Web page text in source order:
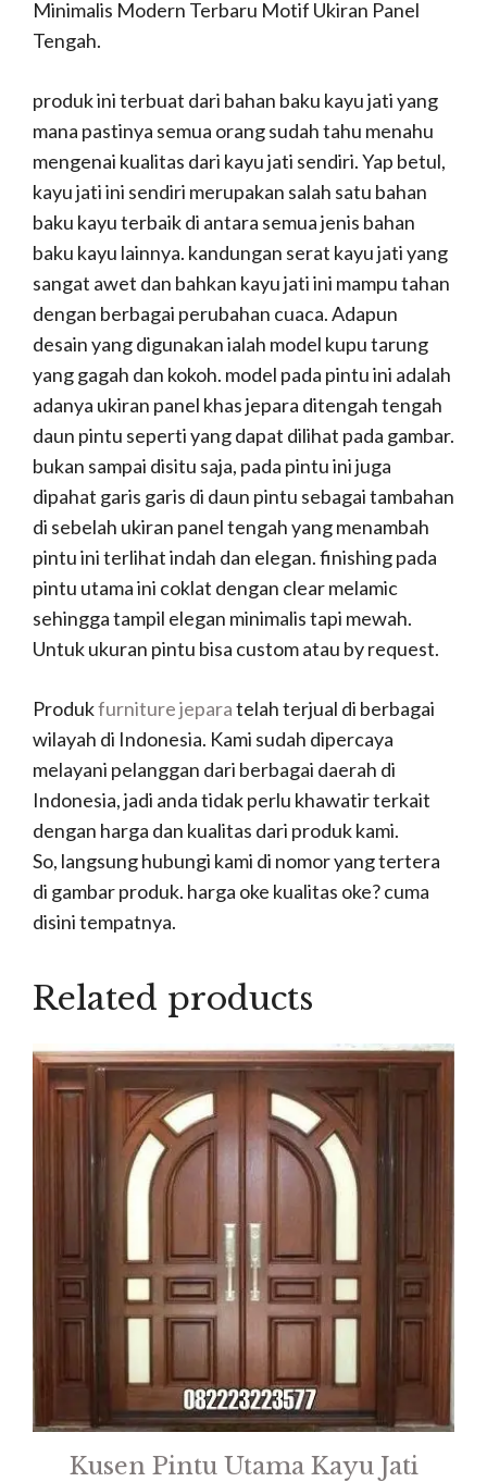
Minimalis Modern Terbaru Motif Ukiran Panel
Tengah.
produk ini terbuat dari bahan baku kayu jati yang
mana pastinya semua orang sudah tahu menahu
mengenai kualitas dari kayu jati sendiri. Yap betul,
kayu jati ini sendiri merupakan salah satu bahan
baku kayu terbaik di antara semua jenis bahan
baku kayu lainnya. kandungan serat kayu jati yang
sangat awet dan bahkan kayu jati ini mampu tahan
dengan berbagai perubahan cuaca. Adapun
desain yang digunakan ialah model kupu tarung
yang gagah dan kokoh. model pada pintu ini adalah
adanya ukiran panel khas jepara ditengah tengah
daun pintu seperti yang dapat dilihat pada gambar.
bukan sampai disitu saja, pada pintu ini juga
dipahat garis garis di daun pintu sebagai tambahan
di sebelah ukiran panel tengah yang menambah
pintu ini terlihat indah dan elegan. finishing pada
pintu utama ini coklat dengan clear melamic
sehingga tampil elegan minimalis tapi mewah.
Untuk ukuran pintu bisa custom atau by request.
Produkfurniture jeparatelah terjual di berbagai
wilayah di Indonesia. Kami sudah dipercaya
melayani pelanggan dari berbagai daerah di
Indonesia, jadi anda tidak perlu khawatir terkait
dengan harga dan kualitas dari produk kami.
So, langsung hubungi kami di nomor yang tertera
di gambar produk. harga oke kualitas oke? cuma
disini tempatnya.
Related products
Kusen Pintu Utama Kayu Jati